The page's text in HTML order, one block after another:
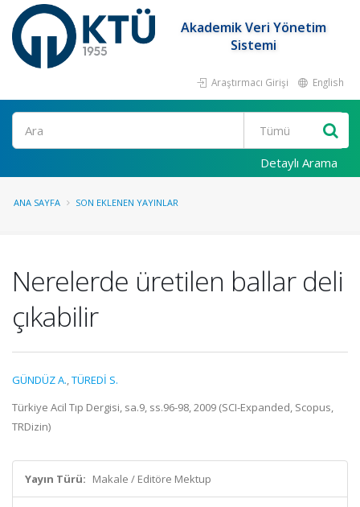
Akademik Veri Yönetim
Sistemi
Araştırmacı Girişi English
Ara
Detaylı Arama
ANA SAYFA SON EKLENEN YAYINLAR
Nerelerde üretilen ballar deli
çıkabilir
GÜNDÜZ A.,TÜREDİ S.
Türkiye Acil Tıp Dergisi, sa.9, ss.96-98, 2009 (SCI-Expanded, Scopus,
TRDizin)
Yayın Türü: Makale / Editöre Mektup